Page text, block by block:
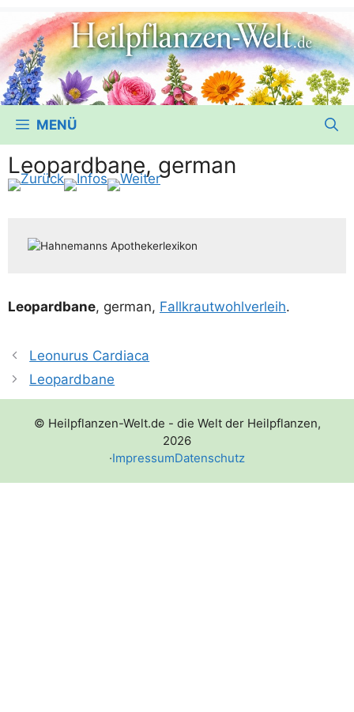
MENÜ
Leopardbane, german
Leo­pard­ba­ne, ger­man, Fall­kraut­wohl­ver­leih.
Leonurus Cardiaca
Leopardbane
© Heilpflanzen-Welt.de - die Welt der Heilpflanzen,
2026
·ImpressumDatenschutz